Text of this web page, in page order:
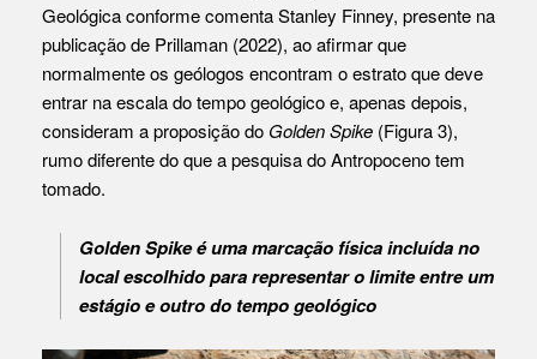
Geológica conforme comenta Stanley Finney, presente na
publicação de Prillaman (2022), ao afirmar que
normalmente os geólogos encontram o estrato que deve
entrar na escala do tempo geológico e, apenas depois,
consideram a proposição do Golden Spike (Figura 3),
rumo diferente do que a pesquisa do Antropoceno tem
tomado.
Golden Spikeé uma marcação física incluída no
local escolhido para representar o limite entre um
estágio e outro do tempo geológico